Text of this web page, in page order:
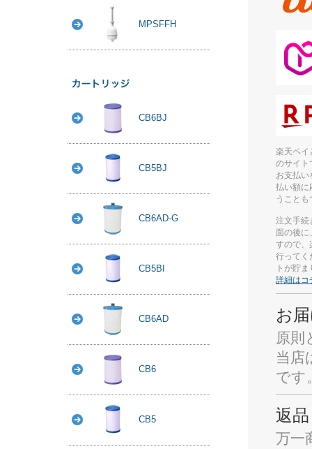
MPSFFH
CB6BJ
CB5BJ
CB6AD-G
CB5BI
CB6AD
CB6
CB5
楽天ペイ
のサイト
お支払い
払い額に
うこと
注文手続
面の後に
すので、
行ってく
トが貯
詳細はコ
お
原則
当店
です
返
万一